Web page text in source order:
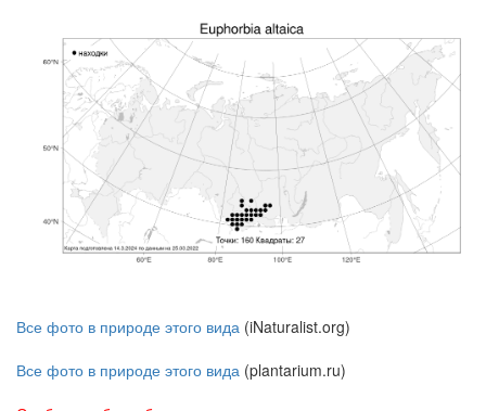
Все фото в природе этого вида (iNaturalist.org)
Все фото в природе этого вида (plantarium.ru)